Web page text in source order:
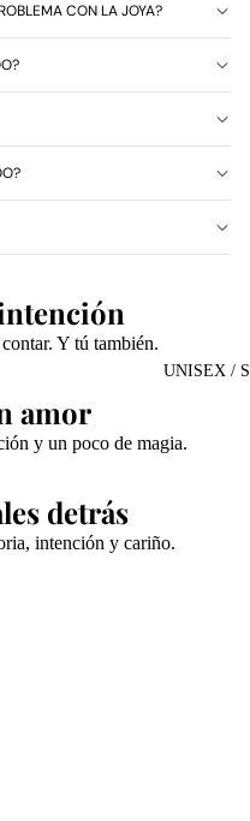
UNISEX /
CON LA JOYA?
Y tú también.
amor
y un poco de magia.
detrás
intención y cariño.